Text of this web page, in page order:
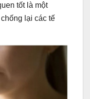
tốt là một
lại các tế